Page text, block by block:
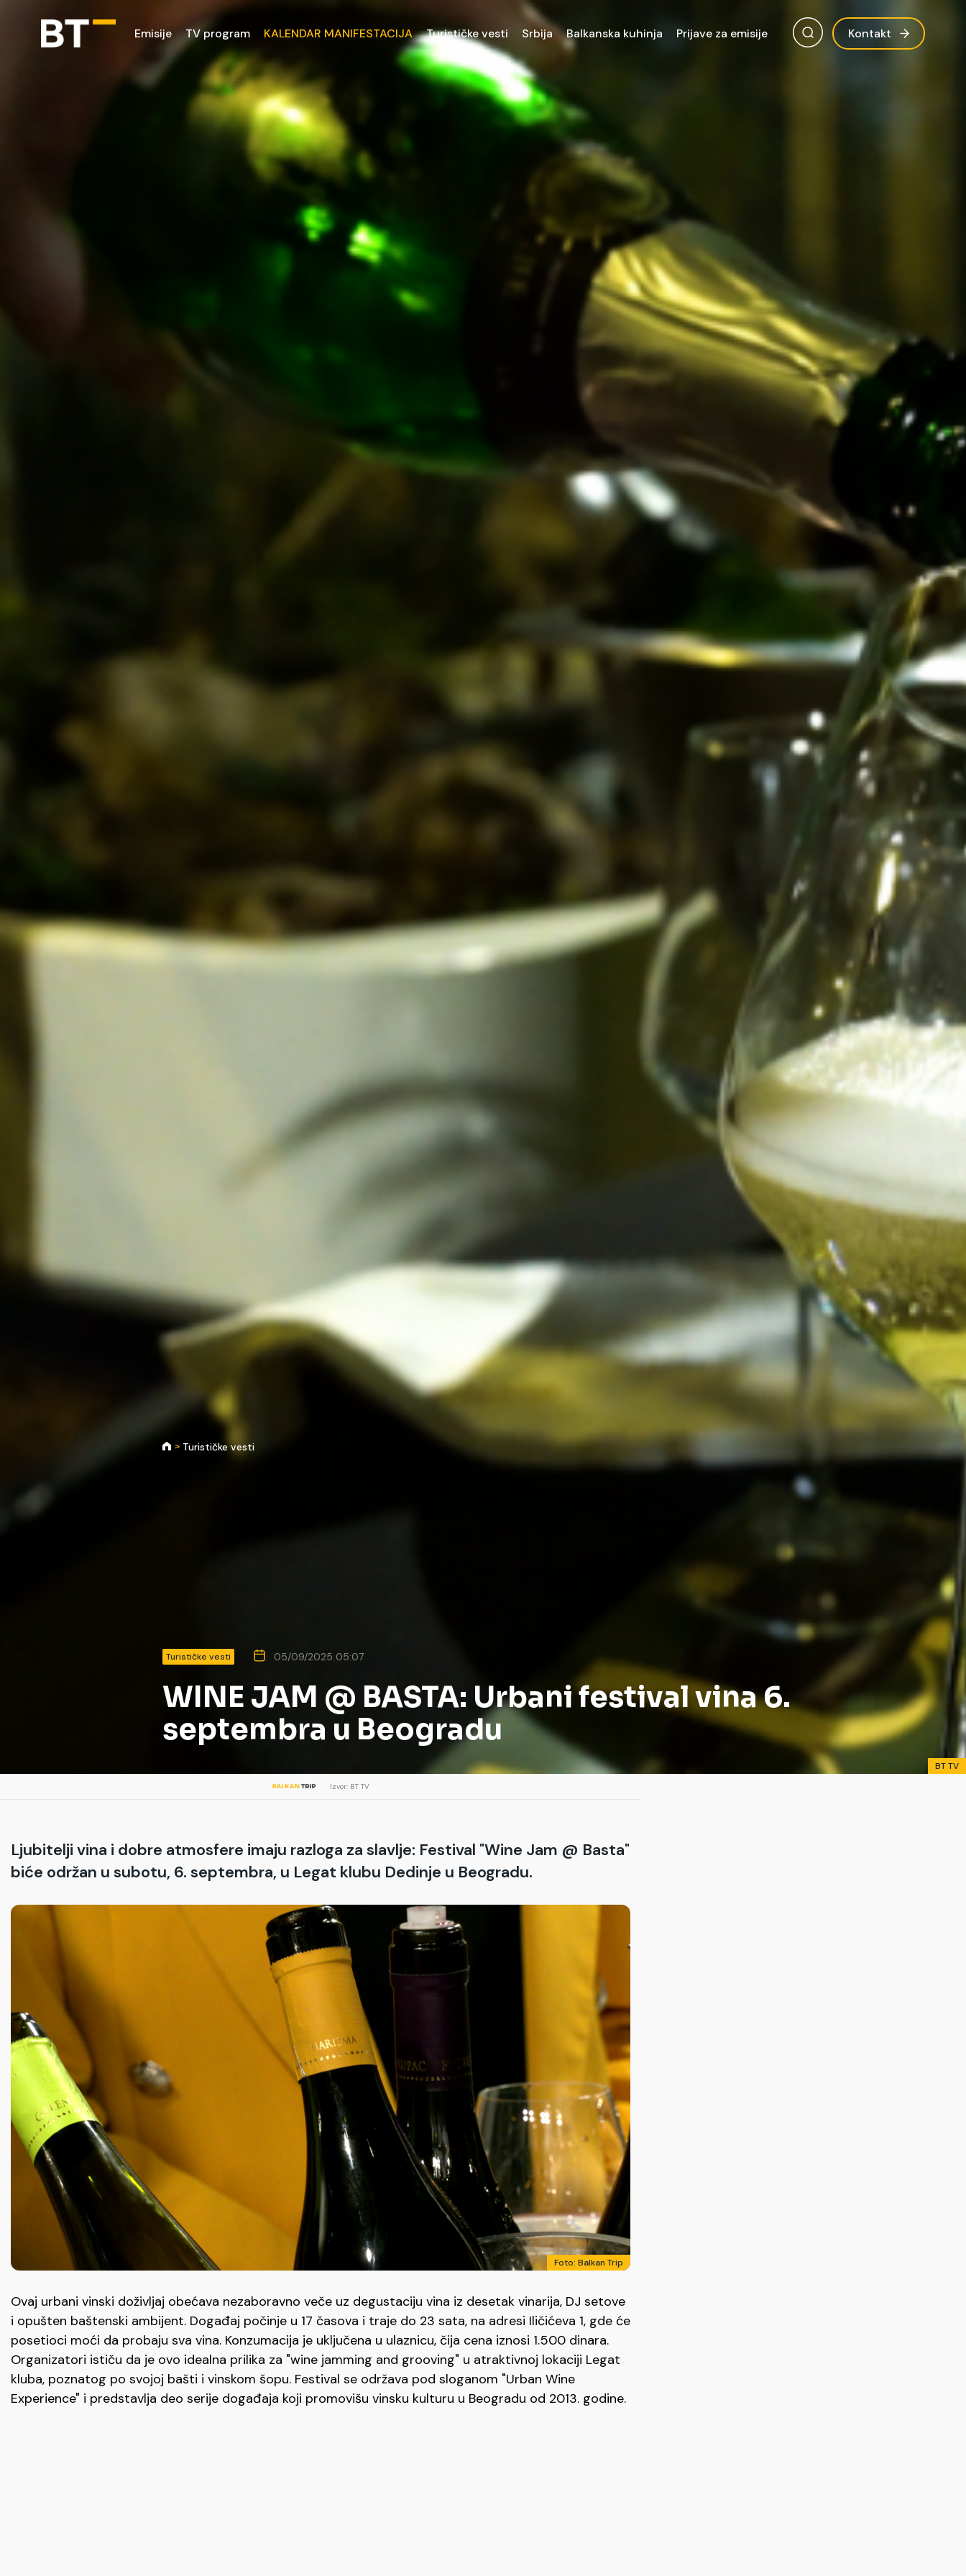
Emisije TV program KALENDAR MANIFESTACIJA Turističke vesti Srbija Balkanska kuhinja Prijave za emisije Kontakt
Izvor: BT TV
BT TV
Turističke vesti
Turističke vesti 05/09/2025,05:07
WINE JAM @ BASTA: Urbani festival vina 6.
septembra u Beogradu
Ljubitelji vina i dobre atmosfere imaju razloga za slavlje: Festival "Wine Jam @ Basta"
biće održan u subotu, 6. septembra, u Legat klubu Dedinje u Beogradu.
Foto: Balkan Trip
Ovaj urbani vinski doživljaj obećava nezaboravno veče uz degustaciju vina iz desetak vinarija, DJ setove
i opušten baštenski ambijent. Događaj počinje u 17 časova i traje do 23 sata, na adresi Iličićeva 1, gde će
posetioci moći da probaju sva vina. Konzumacija je uključena u ulaznicu, čija cena iznosi 1.500 dinara.
Organizatori ističu da je ovo idealna prilika za "wine jamming and grooving" u atraktivnoj lokaciji Legat
kluba, poznatog po svojoj bašti i vinskom šopu. Festival se održava pod sloganom "Urban Wine
Experience" i predstavlja deo serije događaja koji promovišu vinsku kulturu u Beogradu od 2013. godine.